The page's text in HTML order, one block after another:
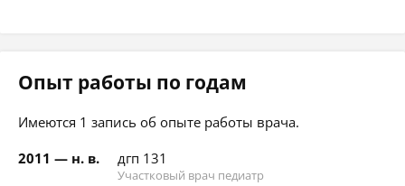
Опыт работы по годам
Имеются 1 запись об опыте работы врача.
2011 — н. в.
дгп 131
Участковый врач педиатр